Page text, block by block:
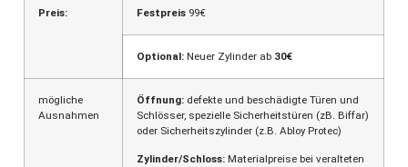
Preis: Festpreis99€
Optional:Neuer Zylinder ab 30€
mögliche
Ausnahmen
Öffnung:defekte und beschädigte Türen und
Schlösser, spezielle Sicherheitstüren (zB. Biffar)
oder Sicherheitszylinder (z.B. Abloy Protec)
Zylinder/Schloss:Materialpreise bei veralteten